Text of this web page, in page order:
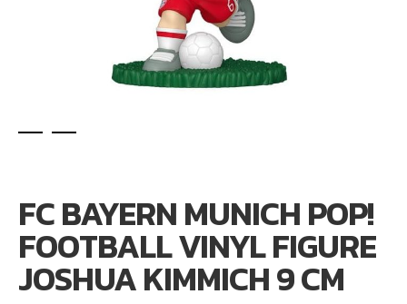
begin
van
de
afbeeldingen-
gallerij
FC BAYERN MUNICH POP!
FOOTBALL VINYL FIGURE
JOSHUA KIMMICH 9 CM